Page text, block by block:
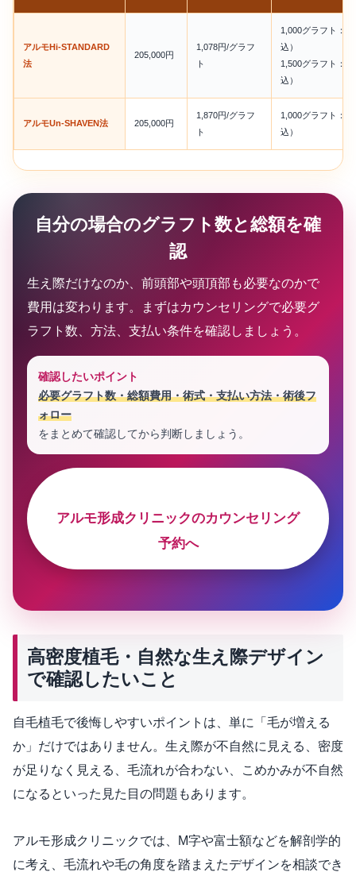
アルモHi-STANDARD
法
205,000円
1,078円/グラフ
ト
1,000グラフト：
込）
1,500グラフト：
込）
アルモUn-SHAVEN法 205,000円
1,870円/グラフ
ト
1,000グラフト：
込）
自分の場合のグラフト数と総額を確
認
生え際だけなのか、前頭部や頭頂部も必要なのかで
費用は変わります。まずはカウンセリングで必要グ
ラフト数、方法、支払い条件を確認しましょう。
確認したいポイント
必要グラフト数・総額費用・術式・支払い方法・術後フ
ォロー
をまとめて確認してから判断しましょう。
アルモ形成クリニックのカウンセリング
予約へ
高密度植毛・自然な生え際デザイン
で確認したいこと
自毛植毛で後悔しやすいポイントは、単に「毛が増える
か」だけではありません。生え際が不自然に見える、密度
が足りなく見える、毛流れが合わない、こめかみが不自然
になるといった見た目の問題もあります。
アルモ形成クリニックでは、M字や富士額などを解剖学的
に考え、毛流れや毛の角度を踏まえたデザインを相談でき